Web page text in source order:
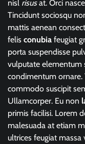
nisl risusat. Orci
Tincidunt sociosqu
mattis aenean
felis conubia feugiat
porta suspendisse
vulputate elementum
condimentum ornare.
commodo suscipit
Ullamcorper. Eu non
primis facilisi. Lorem
malesuada at etiam
ultrices feugiat